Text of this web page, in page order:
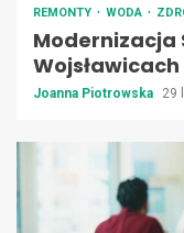
REMONTY WODA
Modernizacja
Joanna Piotrowska 29